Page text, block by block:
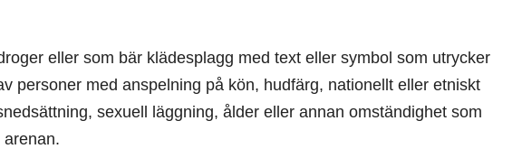
eller som bär klädesplagg med text eller symbol som utrycker
personer med anspelning på kön, hudfärg, nationellt eller etniskt
sexuell läggning, ålder eller annan omständighet som